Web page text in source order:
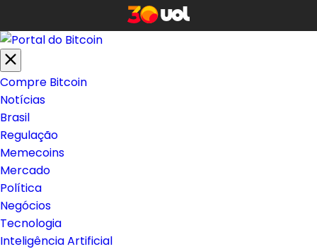
Compre Bitcoin
Notícias
Brasil
Regulação
Memecoins
Mercado
Política
Negócios
Tecnologia
Inteligência Artificial